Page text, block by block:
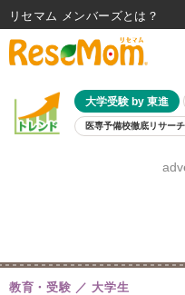
大学受験 by 東進
医専予備校徹底リサーチ
8月開催
教育・受験 大学生
リセマム メンバーズ